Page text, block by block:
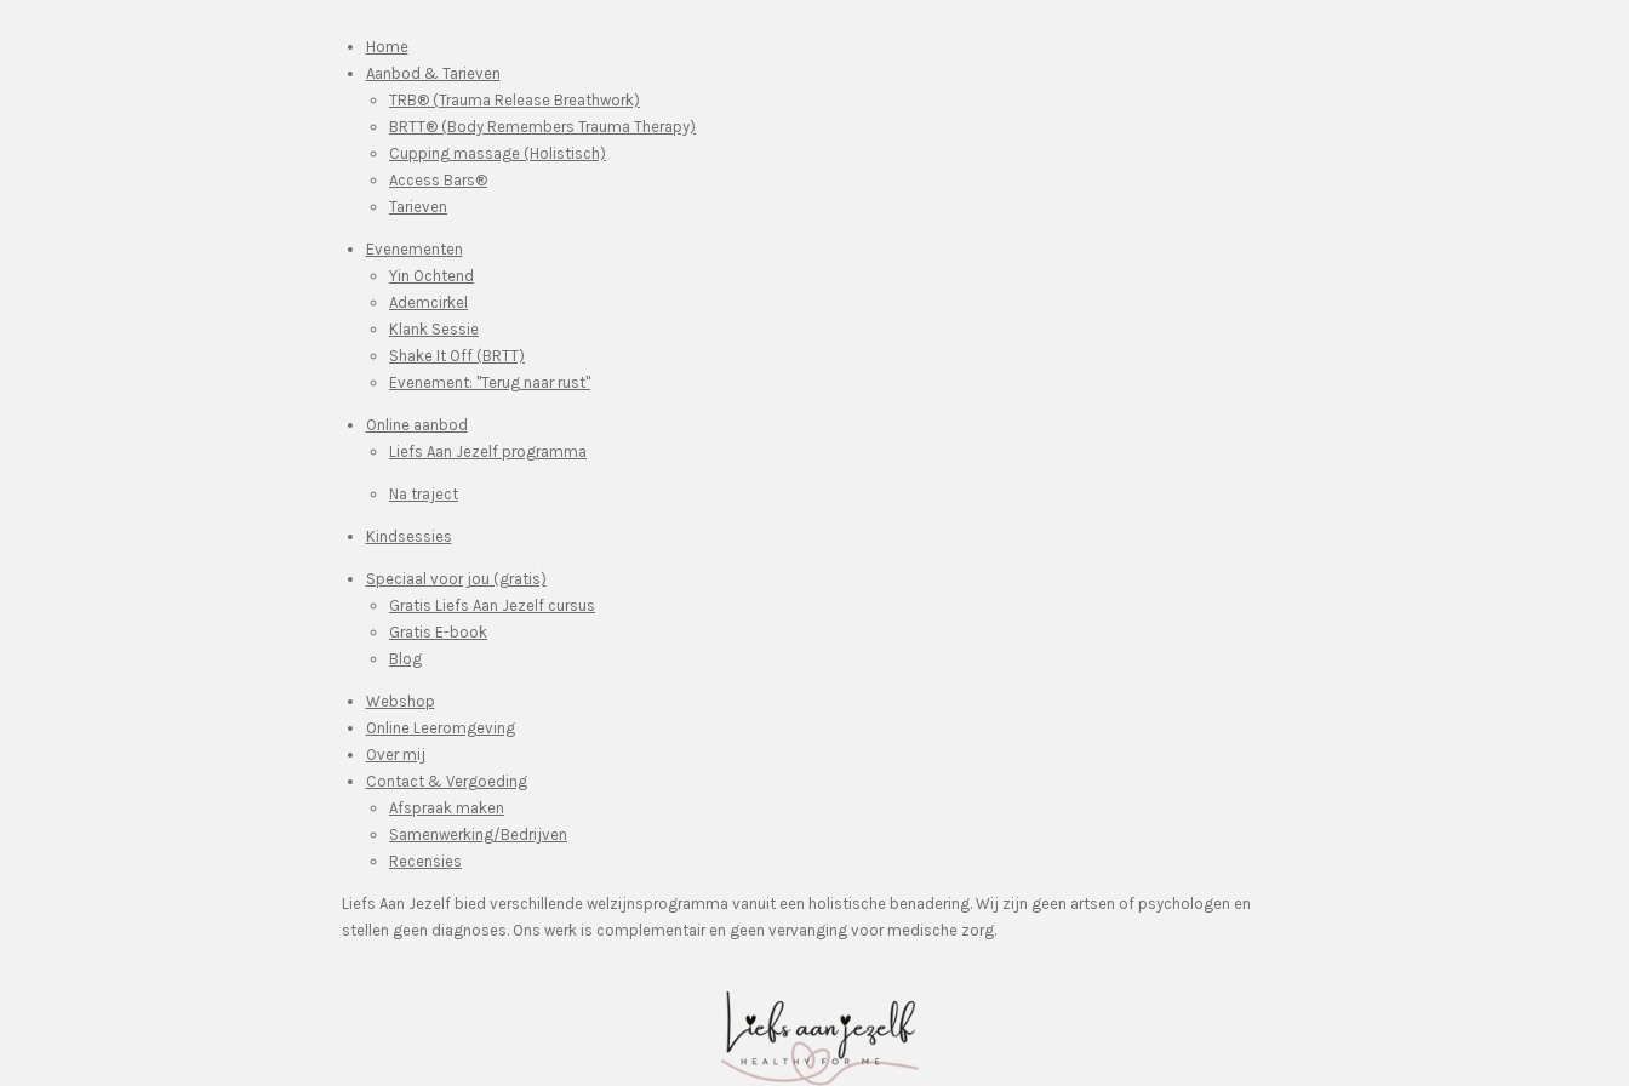
Home
Aanbod & Tarieven
TRB® (Trauma Release Breathwork)
BRTT® (Body Remembers Trauma Therapy)
Cupping massage (Holistisch)
Access Bars®
Tarieven
Evenementen
Yin Ochtend
Ademcirkel
Klank Sessie
Shake It Off (BRTT)
Evenement: "Terug naar rust"
Online aanbod
Liefs Aan Jezelf programma
Na traject
Kindsessies
Speciaal voor jou (gratis)
Gratis Liefs Aan Jezelf cursus
Gratis E-book
Blog
Webshop
Online Leeromgeving
Over mij
Contact & Vergoeding
Afspraak maken
Samenwerking/Bedrijven
Recensies
Liefs Aan Jezelf bied verschillende welzijnsprogramma vanuit een holistische benadering. Wij zijn geen artsen of psychologen en
stellen geen diagnoses. Ons werk is complementair en geen vervanging voor medische zorg.